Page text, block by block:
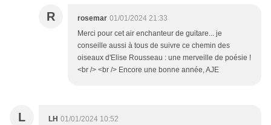
R rosemar 01/01/2024 21:33
Merci pour cet air enchanteur de guitare... je
conseille aussi à tous de suivre ce chemin des
oiseaux d'Elise Rousseau : une merveille de poésie !
<br /> <br /> Encore une bonne année, AJE
L LH 01/01/2024 10:52